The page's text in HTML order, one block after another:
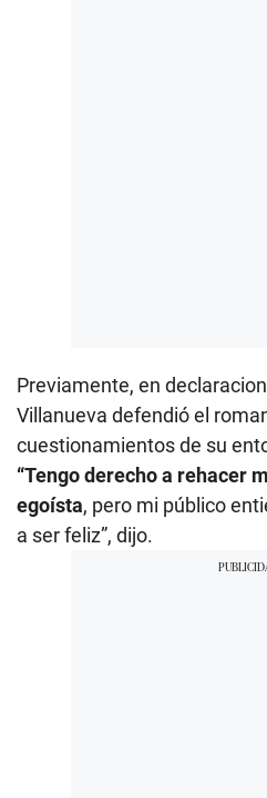
Previamente, en
Villanueva defendió el
cuestionamientos de su
“Tengo derecho a rehacer
egoísta, pero mi público
a ser feliz”, dijo.